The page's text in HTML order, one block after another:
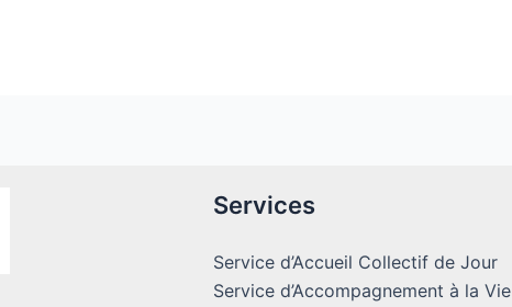
Services
Service d’Accueil Collectif de Jour
Service d’Accompagnement à la Vie